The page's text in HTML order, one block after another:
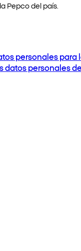
Pepco del país.
personales para
personales